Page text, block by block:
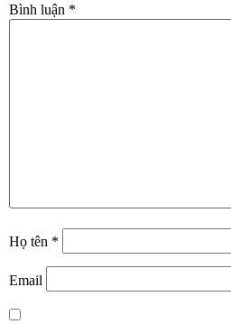
Bình luận *
Họ tên *
Email